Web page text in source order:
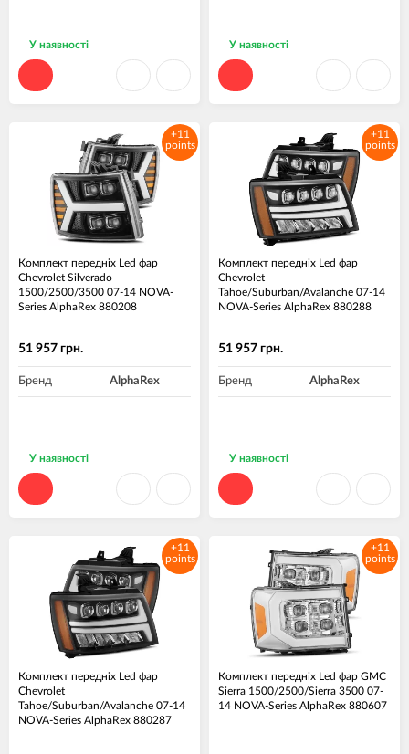
У наявності У наявності
+11
points
Комплект передніх Led фар
Chevrolet Silverado
1500/2500/3500 07-14 NOVA-
Series AlphaRex 880208
51 957 грн.
Бренд AlphaRex
У наявності
+11
points
Комплект передніх Led фар
Chevrolet
Tahoe/Suburban/Avalanche 07-14
NOVA-Series AlphaRex 880288
51 957 грн.
Бренд AlphaRex
У наявності
+11
points
Комплект передніх Led фар
Chevrolet
Tahoe/Suburban/Avalanche 07-14
NOVA-Series AlphaRex 880287
+11
points
Комплект передніх Led фар GMC
Sierra 1500/2500/Sierra 3500 07-
14 NOVA-Series AlphaRex 880607